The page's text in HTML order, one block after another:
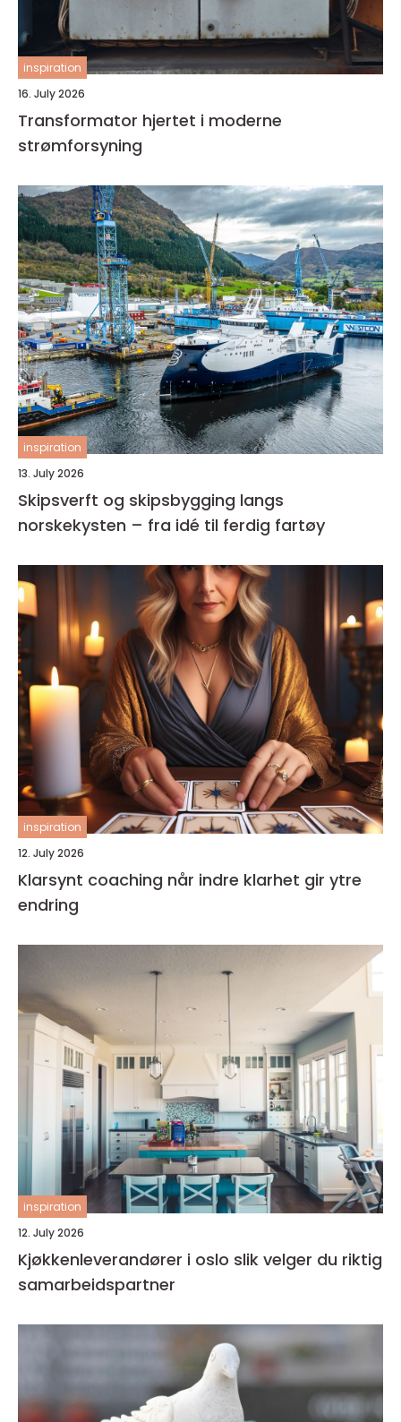
inspiration
16. July 2026
Transformator hjertet i moderne
strømforsyning
inspiration
13. July 2026
Skipsverft og skipsbygging langs
norskekysten – fra idé til ferdig fartøy
inspiration
12. July 2026
Klarsynt coaching når indre klarhet gir ytre
endring
inspiration
12. July 2026
Kjøkkenleverandører i oslo slik velger du riktig
samarbeidspartner